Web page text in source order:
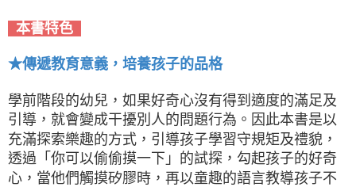
本書特色
★傳遞教育意義，培養孩子的品格
學前階段的幼兒，如果好奇心沒有得到適度的滿足及
引導，就會變成干擾別人的問題行為。因此本書是以
充滿探索樂趣的方式，引導孩子學習守規矩及禮貌，
透過「你可以偷偷摸一下」的試探，勾起孩子的好奇
心，當他們觸摸矽膠時，再以童趣的語言教導孩子不